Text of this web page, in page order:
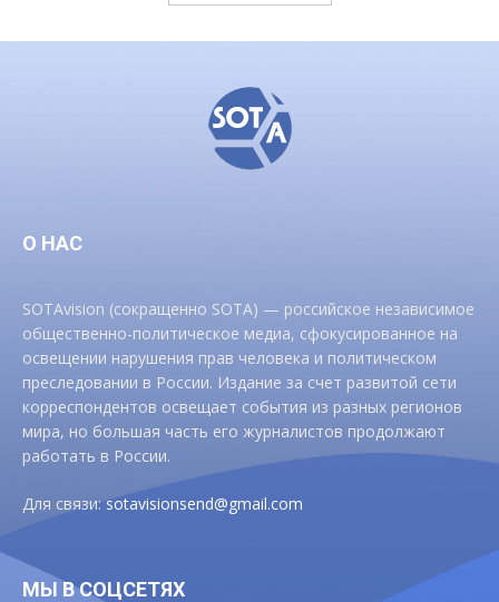
О НАС
SOTAvision (сокращенно SOTA) — российское независимое
общественно-политическое медиа, сфокусированное на
освещении нарушения прав человека и политическом
преследовании в России. Издание за счет развитой сети
корреспондентов освещает события из разных регионов
мира, но большая часть его журналистов продолжают
работать в России.
Для связи:sotavisionsend@gmail.com
МЫ В СОЦСЕТЯХ